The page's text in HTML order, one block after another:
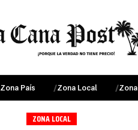
Zona País Zona Local
ZONA LOCAL